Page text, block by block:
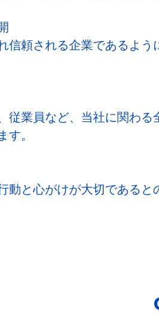
信頼される企業であるよ
従業員など、当社に関わる
。
動と心がけが大切である